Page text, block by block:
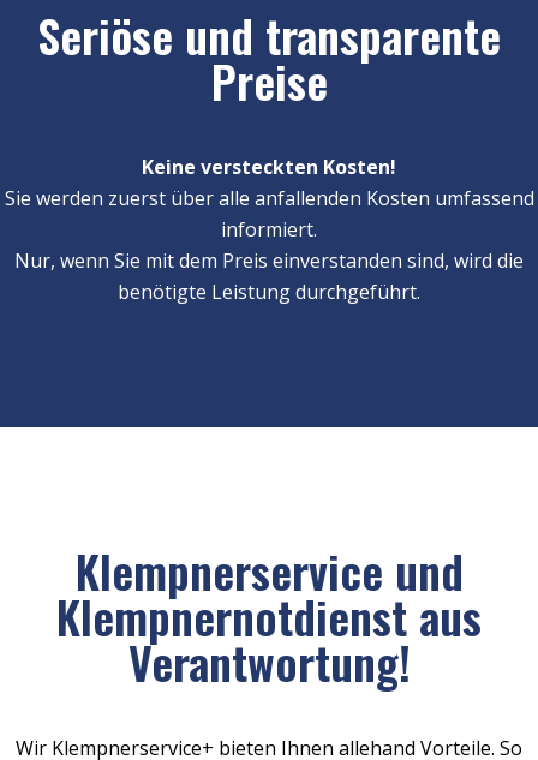
Seriöse und transparente
Preise
Keine versteckten Kosten!
Sie werden zuerst über alle anfallenden Kosten umfassend
informiert.
Nur, wenn Sie mit dem Preis einverstanden sind, wird die
benötigte Leistung durchgeführt.
Klempnerservice und
Klempnernotdienst aus
Verantwortung!
Wir Klempnerservice+ bieten Ihnen allehand Vorteile. So